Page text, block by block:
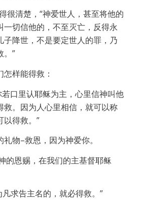
很清楚，“神爱世人，甚至将他的
一切信他的，不至灭亡，反得永
子降世，不是要定世人的罪，乃
。”
样能得救：
口里认耶稣为主，心里信神叫他
救。因为人心里相信，就可以称
以得救。”
物–救恩，因为神爱你。
的恩赐，在我们的主基督耶稣
求告主名的，就必得救。”